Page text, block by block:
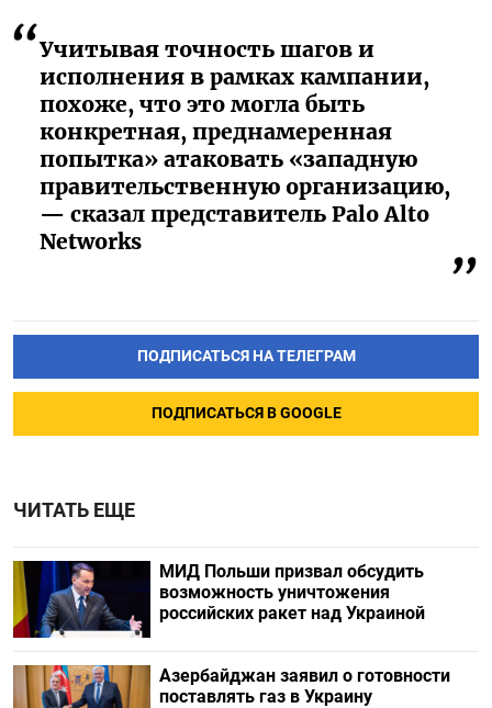
Учитывая точность шагов и
исполнения в рамках кампании,
похоже, что это могла быть
конкретная, преднамеренная
попытка» атаковать «западную
правительственную организацию,
— сказал представитель Palo Alto
Networks
ПОДПИСАТЬСЯ НА ТЕЛЕГРАМ
ПОДПИСАТЬСЯ В GOOGLE
ЧИТАТЬ ЕЩЕ
МИД Польши призвал обсудить
возможность уничтожения
российских ракет над Украиной
Азербайджан заявил о готовности
поставлять газ в Украину